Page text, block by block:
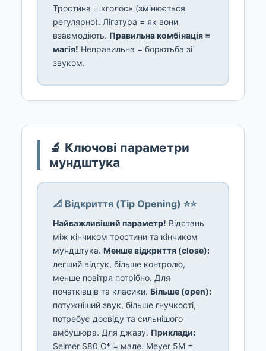
Тростина = «голос» (змінюється
регулярно). Лігатура = як вони
взаємодіють. Правильна комбінація =
магія! Неправильна = борютьба зі
звуком.
🔬 Ключові параметри
мундштука
📐 Відкриття (Tip Opening) ⭐⭐
Найважливіший параметр! Відстань
між кінчиком тростини та кінчиком
мундштука. Менше відкриття (close):
легший відгук, більше контролю,
менше повітря потрібно. Для
початківців та класики. Більше (open):
потужніший звук, більше гнучкості,
потребує досвіду та сильнішого
амбушюра. Для джазу. Приклади:
Selmer S80 C* = мале. Meyer 5M =